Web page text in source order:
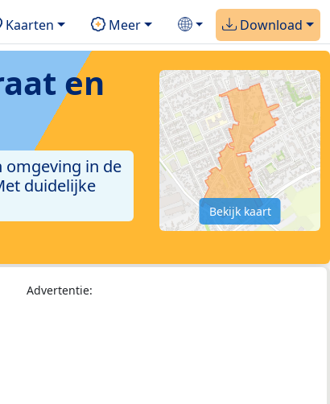
Kaarten Meer Download
en
omgeving in de
duidelijke
Bekijk kaart
Advertentie: